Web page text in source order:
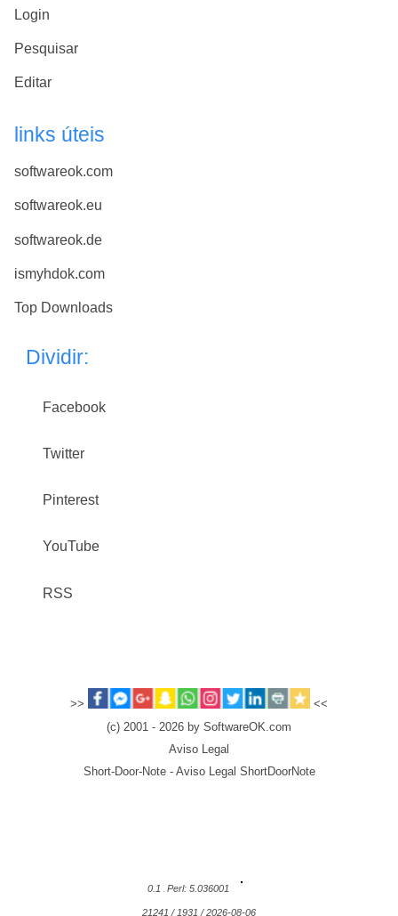
Login
Pesquisar
Editar
links úteis
softwareok.com
softwareok.eu
softwareok.de
ismyhdok.com
Top Downloads
Dividir:
Facebook
Twitter
Pinterest
YouTube
RSS
>>
<<
(c) 2001 - 2026 by SoftwareOK.com
Aviso Legal
Short-Door-Note - Aviso Legal ShortDoorNote
0.1 Perl: 5.036001
21241 / 1931 / 2026-08-06